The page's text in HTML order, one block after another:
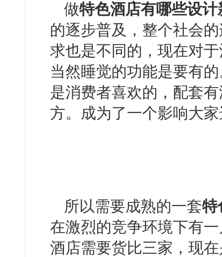
做特色酒店有哪些设计
的逐步普及，整个社
求也是不同的，现在对
当然睡觉的功能是要有的
是消费者喜欢的，配
方。成为了一个影响大
所以需要成熟的一套特
在激烈的竞争环境下有一
酒店需要货比三家，现